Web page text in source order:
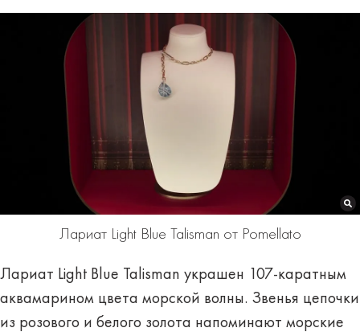
Лариат Light Blue Talisman от Pomellato
Лариат Light Blue Talisman украшен 107-каратным
аквамарином цвета морской волны. Звенья цепочки
из розового и белого золота напоминают морские